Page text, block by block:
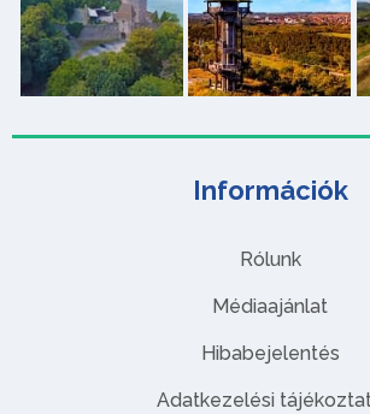
Információk
Rólunk
Médiaajánlat
Hibabejelentés
Adatkezelési